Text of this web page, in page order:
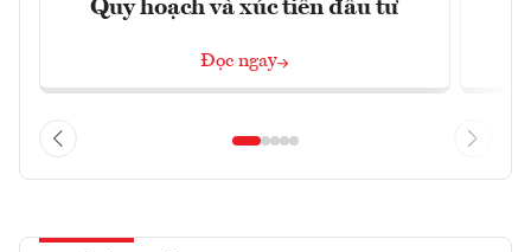
Quy hoạch và xúc tiến đầu tư
Đọc ngay